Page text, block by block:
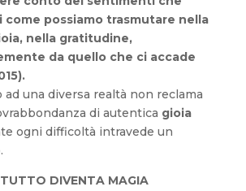
come possiamo trasmutare nella
nella gratitudine,
da quello che ci accade
ad una diversa realtà non reclama
di autentica gioia
ogni difficoltà intravede un
DIVENTA MAGIA